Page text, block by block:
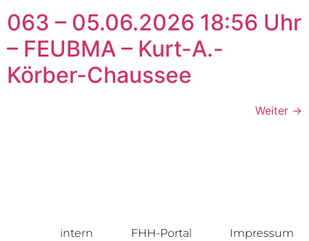
063 – 05.06.2026 18:56 Uhr
– FEUBMA – Kurt-A.-
Körber-Chaussee
Weiter →
intern FHH-Portal Impressum